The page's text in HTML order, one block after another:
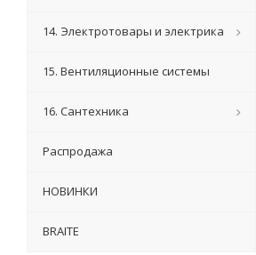
14. Электротовары и электрика
15. Вентиляционные системы
16. Сантехника
Распродажа
НОВИНКИ
BRAITE